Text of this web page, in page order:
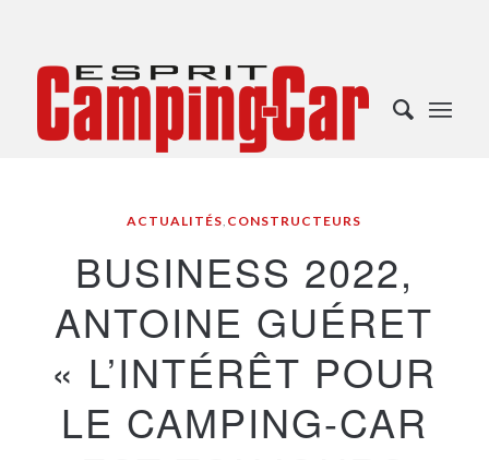
ACTUALITÉS, CONSTRUCTEURS
BUSINESS 2022,
ANTOINE GUÉRET
« L’INTÉRÊT POUR
LE CAMPING-CAR